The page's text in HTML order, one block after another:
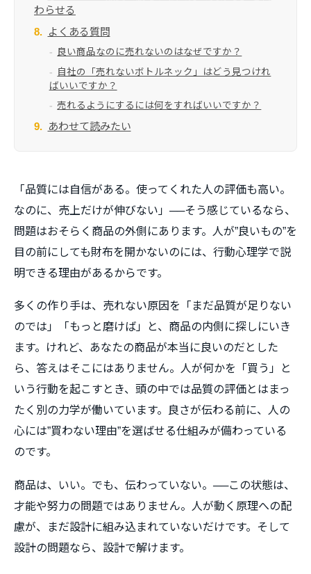
わらせる
よくある質問
良い商品なのに売れないのはなぜですか？
自社の「売れないボトルネック」はどう見つけれ
ばいいですか？
売れるようにするには何をすればいいですか？
あわせて読みたい
「品質には自信がある。使ってくれた人の評価も高い。
なのに、売上だけが伸びない」──そう感じているなら、
問題はおそらく商品の外側にあります。人が”良いもの”を
目の前にしても財布を開かないのには、行動心理学で説
明できる理由があるからです。
多くの作り手は、売れない原因を「まだ品質が足りない
のでは」「もっと磨けば」と、商品の内側に探しにいき
ます。けれど、あなたの商品が本当に良いのだとした
ら、答えはそこにはありません。人が何かを「買う」と
いう行動を起こすとき、頭の中では品質の評価とはまっ
たく別の力学が働いています。良さが伝わる前に、人の
心には”買わない理由”を選ばせる仕組みが備わっている
のです。
商品は、いい。でも、伝わっていない。──この状態は、
才能や努力の問題ではありません。人が動く原理への配
慮が、まだ設計に組み込まれていないだけです。そして
設計の問題なら、設計で解けます。